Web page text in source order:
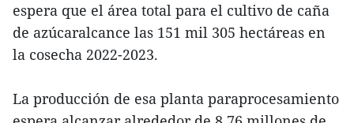
espera que el área total para el cultivo de caña
de azúcaralcance las 151 mil 305 hectáreas en
la cosecha 2022-2023.
La producción de esa planta paraprocesamiento